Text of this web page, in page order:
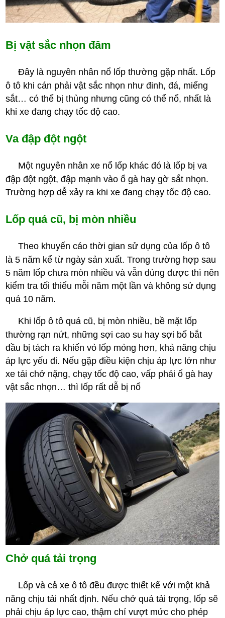
Bị vật sắc nhọn đâm
Đây là nguyên nhân nổ lốp thường gặp nhất. Lốp
ô tô khi cán phải vật sắc nhọn như đinh, đá, miếng
sắt… có thể bị thủng nhưng cũng có thể nổ, nhất là
khi xe đang chạy tốc độ cao.
Va đập đột ngột
Một nguyên nhân xe nổ lốp khác đó là lốp bị va
đập đột ngột, đập mạnh vào ổ gà hay gờ sắt nhọn.
Trường hợp dễ xảy ra khi xe đang chạy tốc độ cao.
Lốp quá cũ, bị mòn nhiều
Theo khuyến cáo thời gian sử dụng của lốp ô tô
là 5 năm kể từ ngày sản xuất. Trong trường hợp sau
5 năm lốp chưa mòn nhiều và vẫn dùng được thì nên
kiểm tra tối thiểu mỗi năm một lần và không sử dụng
quá 10 năm.
Khi lốp ô tô quá cũ, bị mòn nhiều, bề mặt lốp
thường rạn nứt, những sợi cao su hay sợi bố bắt
đầu bị tách ra khiến vỏ lốp mỏng hơn, khả năng chịu
áp lực yếu đi. Nếu gặp điều kiện chịu áp lực lớn như
xe tải chở nặng, chạy tốc độ cao, vấp phải ổ gà hay
vật sắc nhọn… thì lốp rất dễ bị nổ
Chở quá tải trọng
Lốp và cả xe ô tô đều được thiết kế với một khả
năng chịu tải nhất định. Nếu chở quá tải trọng, lốp sẽ
phải chịu áp lực cao, thậm chí vượt mức cho phép